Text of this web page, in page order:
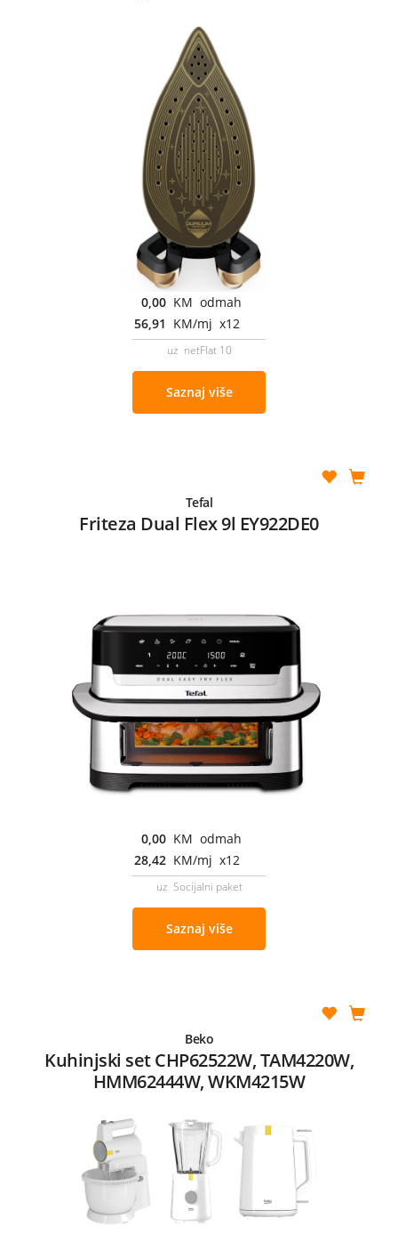
0,00 KM odmah
56,91 KM/mj x12
uz netFlat 10
Saznaj više
Tefal
Friteza Dual Flex 9l EY922DE0
0,00 KM odmah
28,42 KM/mj x12
uz Socijalni paket
Saznaj više
Beko
Kuhinjski set CHP62522W, TAM4220W,
HMM62444W, WKM4215W